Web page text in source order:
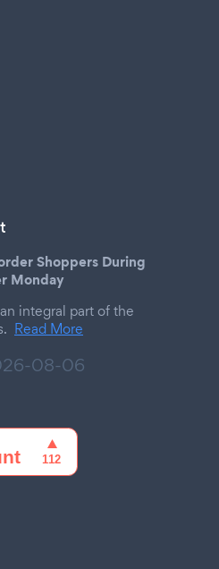
Shoppers During
Monday
integral part of the
Read More
08-06